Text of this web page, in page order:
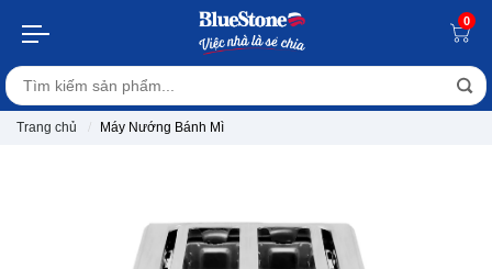
0
Trang chủ Máy Nướng Bánh Mì